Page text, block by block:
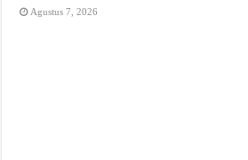
Agustus 7, 2026